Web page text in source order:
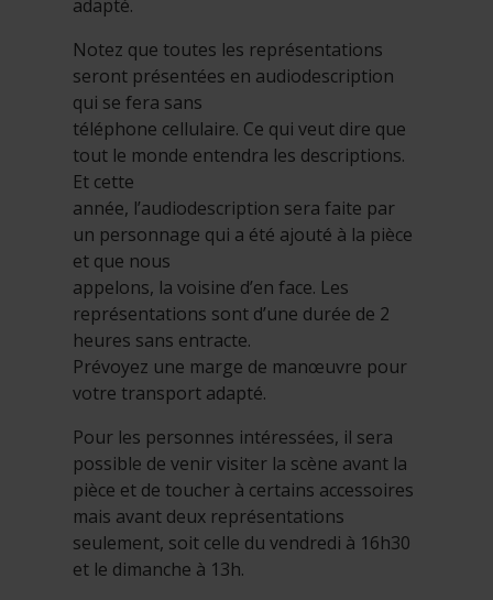
adapté.
Notez que toutes les représentations
seront présentées en audiodescription
qui se fera sans
téléphone cellulaire. Ce qui veut dire que
tout le monde entendra les descriptions.
Et cette
année, l’audiodescription sera faite par
un personnage qui a été ajouté à la pièce
et que nous
appelons, la voisine d’en face. Les
représentations sont d’une durée de 2
heures sans entracte.
Prévoyez une marge de manœuvre pour
votre transport adapté.
Pour les personnes intéressées, il sera
possible de venir visiter la scène avant la
pièce et de toucher à certains accessoires
mais avant deux représentations
seulement, soit celle du vendredi à 16h30
et le dimanche à 13h.